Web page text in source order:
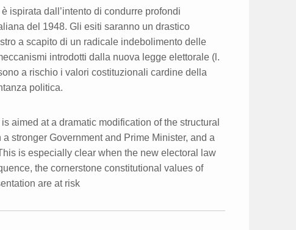
ispirata dall’intento di condurre profondi
del 1948. Gli esiti saranno un drastico
a scapito di un radicale indebolimento delle
introdotti dalla nuova legge elettorale (l.
a rischio i valori costituzionali cardine della
politica.
aimed at a dramatic modification of the structural
stronger Government and Prime Minister, and a
is especially clear when the new electoral law
the cornerstone constitutional values of
are at risk